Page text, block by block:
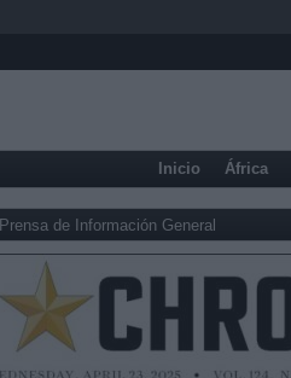
Inicio África
Prensa de Información General